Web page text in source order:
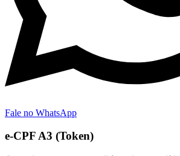
Fale no WhatsApp
e-CPF A3 (Token)